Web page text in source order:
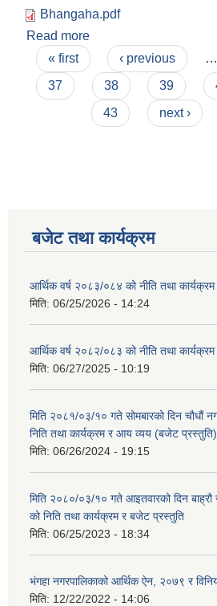
Bhangaha.pdf
Read more
Pages
« first ‹ previous …
37
38 39
43
next ›
बजेट तथा कार्यक्रम
आर्थिक वर्ष २०८३/०८४ को नीति तथा
मिति: 06/25/2026 - 14:24
आर्थिक वर्ष २०८२/०८३ को नीति तथा
मिति: 06/27/2025 - 10:19
मिति २०८१/०३/१० गते सोमबारको दिन
निति तथा कार्यक्रम र आय व्यय (बजेट प्रस्तुति)
मिति: 06/26/2024 - 19:15
मिति २०८०/०३/१० गते आइतवारको दिन
को निति तथा कार्यक्रम र बजेट प्रस्तुति
मिति: 06/25/2023 - 18:34
भंगहा नगरपालिकाको आर्थिक ऐन, २०७९ र
मिति: 12/22/2022 - 14:06